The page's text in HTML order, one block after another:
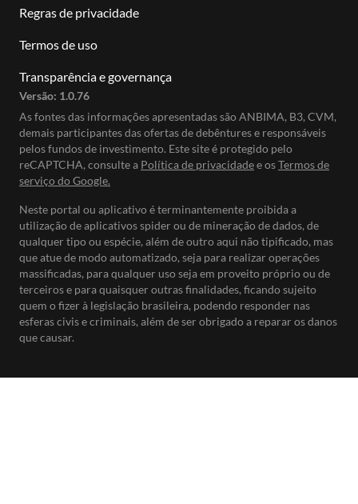
Regras de privacidade
Termos de uso
Transparência e governança
Versão: 1.0.76
As fontes das informações apresentadas são ANBIMA, B3, CVM,
demais participantes das ofertas de debêntures e responsáveis
pelos fundos de investimento. Este site é protegido pelo
reCAPTCHA, consulte a Política de privacidadee osTermos de
serviço do Google.
Neste portal ou aplicativo é terminantemente proibida a
utilização de aplicativos spider ou de mineração de dados, de
qualquer tipo ou espécie, além de outro aqui não tipificado, mas
que atue de modo automatizado, seja para realizar operações
massificadas, para qualquer uso seja em proveito próprio ou de
terceiros e para quaisquer outras finalidades, ficando sujeito
quem o fizer à legislação brasileira, podendo responder nas
esferas civis e criminais, além de ser obrigado a reparar os danos
que causar.